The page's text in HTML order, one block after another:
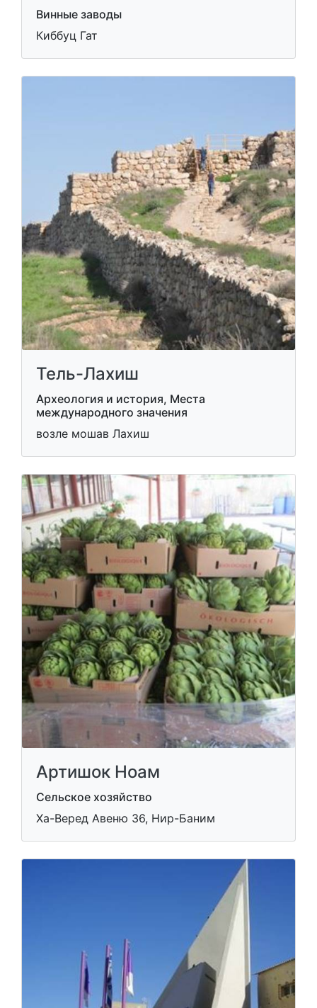
Винные заводы
Киббуц Гат
Тель-Лахиш
Археология и история, Места
международного значения
возле мошав Лахиш
Артишок Ноам
Сельское хозяйство
Ха-Веред Авеню 36, Нир-Баним